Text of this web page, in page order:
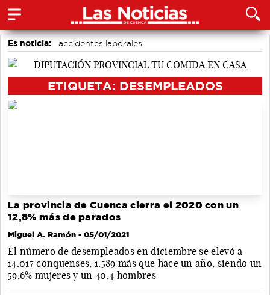
Es noticia:
accidentes laborales
Actividades culturales en Cuenca
Área de Deportes
Motor
ETIQUETA: DESEMPLEADOS
La provincia de Cuenca cierra el 2020 con un
12,8% más de parados
Miguel A. Ramón - 05/01/2021
El número de desempleados en diciembre se elevó a
14.017 conquenses, 1.589 más que hace un año, siendo un
59,6% mujeres y un 40,4 hombres